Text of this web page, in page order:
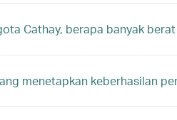
Cathay, berapa banyak
menetapkan keberhasilan